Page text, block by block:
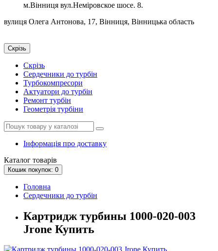
м.Вінниця вул.Неміровское шосе. 8.
вулиця Олега Антонова, 17, Вінниця, Вінницька область
Скрізь
Скрізь
Сердечники до турбін
Турбокомпресори
Актуатори до турбін
Ремонт турбін
Геометрія турбіни
Інформація про доставку
Каталог товарів
Кошик покупок: 0
Головна
Сердечники до турбін
Картридж турбины 1000-020-003
Jrone Купить